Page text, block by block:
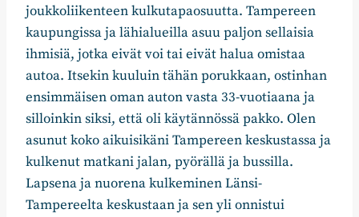
joukkoliikenteen kulkutapaosuutta. Tampereen
kaupungissa ja lähialueilla asuu paljon sellaisia
ihmisiä, jotka eivät voi tai eivät halua omistaa
autoa. Itsekin kuuluin tähän porukkaan, ostinhan
ensimmäisen oman auton vasta 33-vuotiaana ja
silloinkin siksi, että oli käytännössä pakko. Olen
asunut koko aikuisikäni Tampereen keskustassa ja
kulkenut matkani jalan, pyörällä ja bussilla.
Lapsena ja nuorena kulkeminen Länsi-
Tampereelta keskustaan ja sen yli onnistui